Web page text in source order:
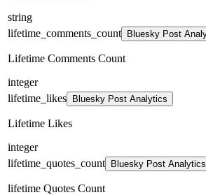
string
lifetime_comments_count
Bluesky Post
Lifetime Comments Count
integer
lifetime_likes
Bluesky Post Analytics
Lifetime Likes
integer
lifetime_quotes_count
Bluesky Post Analytics
lifetime Quotes Count